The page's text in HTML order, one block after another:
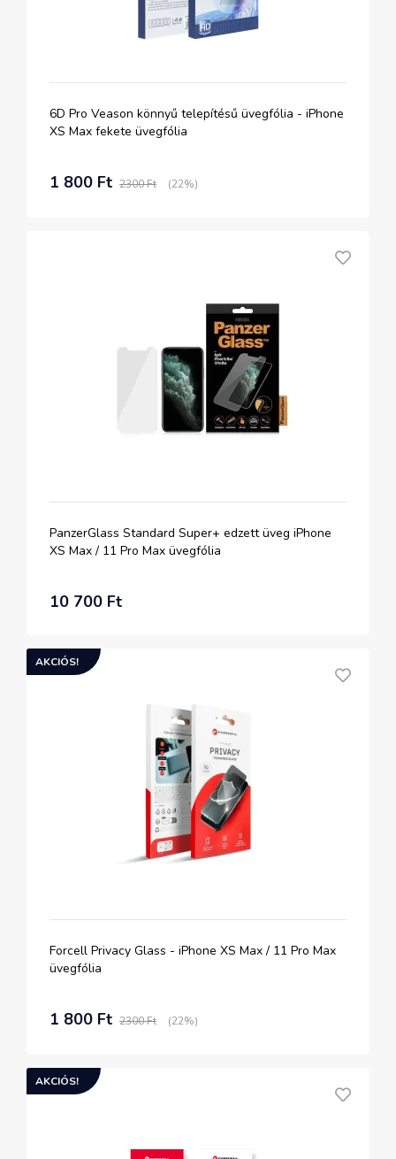
6D Pro Veason könnyű telepítésű üvegfólia - iPhone
XS Max fekete üvegfólia
1 800 Ft 2300 Ft (22%)
PanzerGlass Standard Super+ edzett üveg iPhone
XS Max / 11 Pro Max üvegfólia
10 700 Ft
AKCIÓS!
Forcell Privacy Glass - iPhone XS Max / 11 Pro Max
üvegfólia
1 800 Ft 2300 Ft (22%)
AKCIÓS!